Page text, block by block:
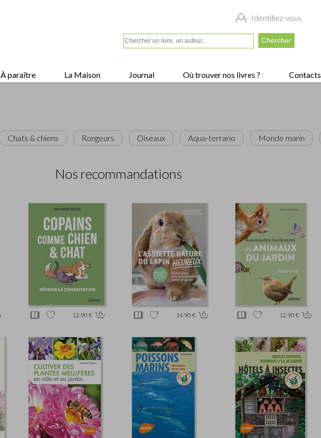
Identifiez-vous
À paraître La Maison Journal Où trouver nos livres ?
Contacts
Chats & chiens Rongeurs Oiseaux Aqua-terrario Monde marin
Nos recommandations
12.90 € 14.90 € 12.90 €